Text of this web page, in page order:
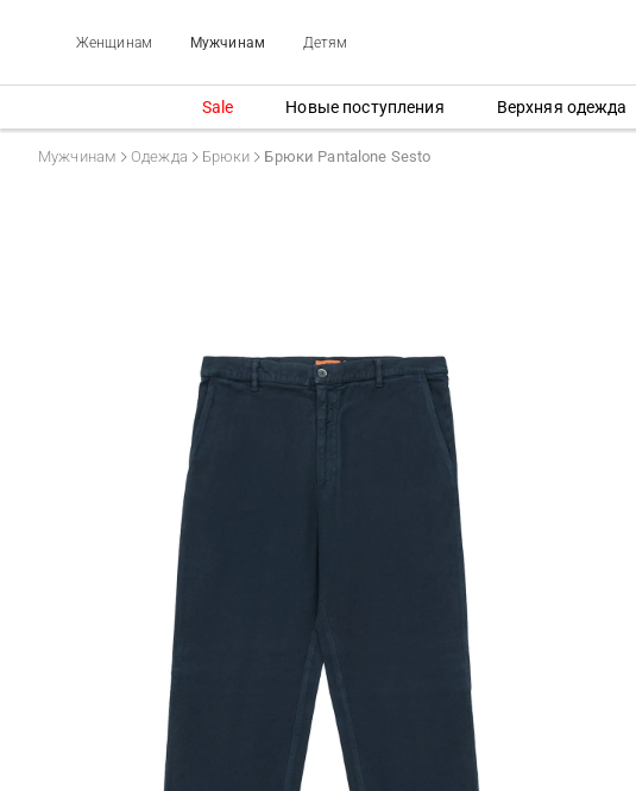
Женщинам Мужчинам Детям
Sale Новые поступления Верхняя одежда
Мужчинам Одежда Брюки Брюки Pantalone Sesto